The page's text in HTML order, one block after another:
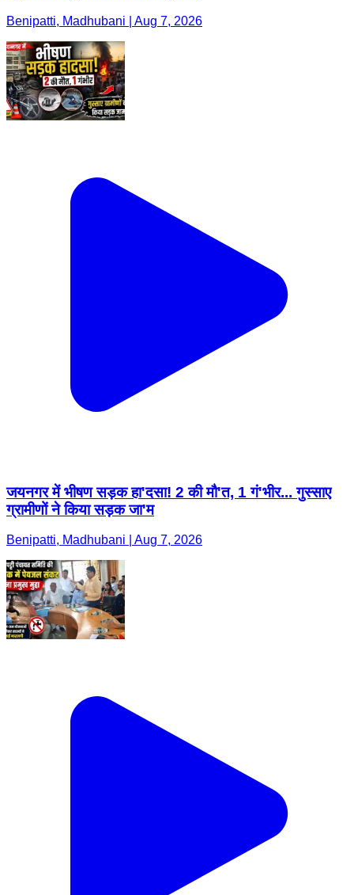
Benipatti, Madhubani | Aug 7, 2026
जयनगर में भीषण सड़क हा'दसा! 2 की मौ'त, 1 गं'भीर... गुस्साए
ग्रामीणों ने किया सड़क जा'म
Benipatti, Madhubani | Aug 7, 2026